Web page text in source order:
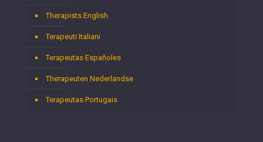
Therapists English
Terapeuti Italiani
Terapeutas Españoles
Therapeuten Nederlandse
Terapeutas Portugais